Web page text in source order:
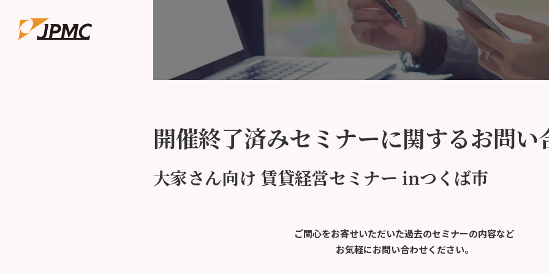
開催終了済みセミナーに関するお問い
大家さん向け 賃貸経営セミナー inつくば市
ご関心をお寄せいただいた過去のセミナーの内容など
お気軽にお問い合わせください。